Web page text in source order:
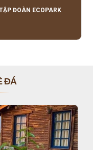
tận tình.
ĐOÀN ECOPARK
ĐÁ